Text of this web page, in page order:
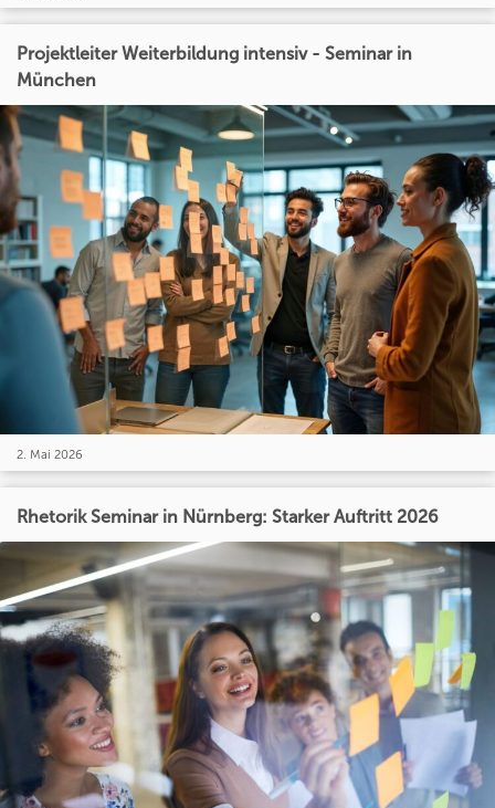
Projektleiter Weiterbildung intensiv - Seminar in
München
2. Mai 2026
Rhetorik Seminar in Nürnberg: Starker Auftritt 2026